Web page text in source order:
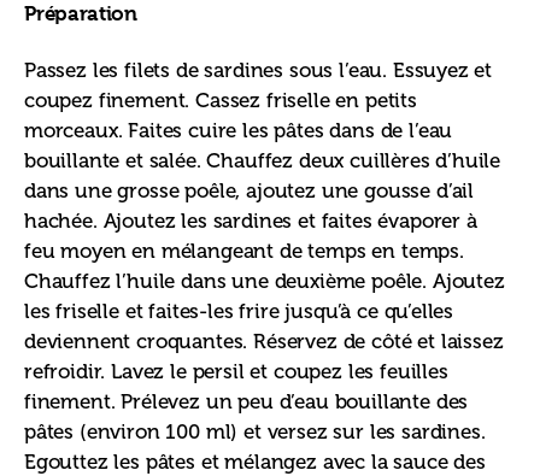
Préparation
Passez les filets de sardines sous l’eau. Essuyez et
coupez finement. Cassez friselle en petits
morceaux. Faites cuire les pâtes dans de l’eau
bouillante et salée. Chauffez deux cuillères d’huile
dans une grosse poêle, ajoutez une gousse d’ail
hachée. Ajoutez les sardines et faites évaporer à
feu moyen en mélangeant de temps en temps.
Chauffez l’huile dans une deuxième poêle. Ajoutez
les friselle et faites-les frire jusqu’à ce qu’elles
deviennent croquantes. Réservez de côté et laissez
refroidir. Lavez le persil et coupez les feuilles
finement. Prélevez un peu d’eau bouillante des
pâtes (environ 100 ml) et versez sur les sardines.
Egouttez les pâtes et mélangez avec la sauce des